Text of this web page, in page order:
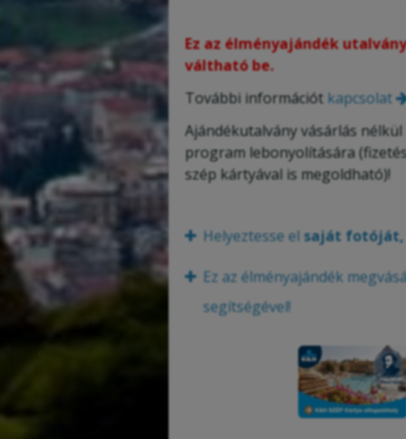
Ez az élményajándék
váltható be.
További információt kapcsolat
Ajándékutalvány vásárlás
program lebonyolítására
szép kártyával is megoldható)!
Helyeztesse elsaját fotóját,
Ez az élményajándék
segítségével!